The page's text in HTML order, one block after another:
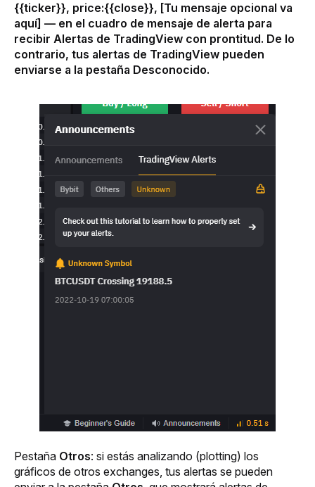
{{ticker}}, price:{{close}}, [Tu mensaje opcional va
aquí] — en el cuadro de mensaje de alerta para
recibir Alertas de TradingView con prontitud. De lo
contrario, tus alertas de TradingView pueden
enviarse a la pestaña Desconocido.
Pestaña Otros: si estás analizando (plotting) los
gráficos de otros exchanges, tus alertas se pueden